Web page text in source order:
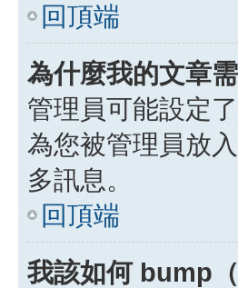
回頂端
為什麼我的文章
管理員可能設定
為您被管理員放
多訊息。
回頂端
我該如何 bump